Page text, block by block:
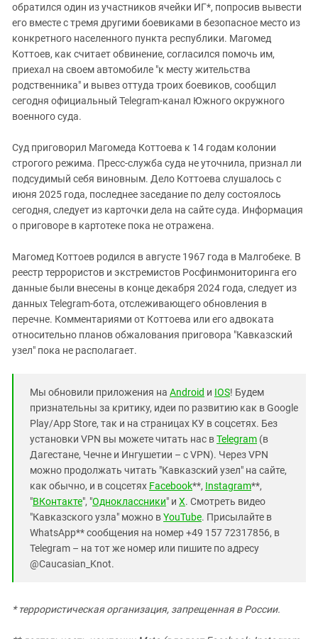
обратился один из участников ячейки ИГ*, попросив вывести
его вместе с тремя другими боевиками в безопасное место из
конкретного населенного пункта республики. Магомед
Коттоев, как считает обвинение, согласился помочь им,
приехал на своем автомобиле "к месту жительства
родственника" и вывез оттуда троих боевиков, сообщил
сегодня официальный Telegram-канал Южного окружного
военного суда.
Суд приговорил Магомеда Коттоева к 14 годам колонии
строгого режима. Пресс-служба суда не уточнила, признал ли
подсудимый себя виновным. Дело Коттоева слушалось с
июня 2025 года, последнее заседание по делу состоялось
сегодня, следует из карточки дела на сайте суда. Информация
о приговоре в картотеке пока не отражена.
Магомед Коттоев родился в августе 1967 года в Малгобеке. В
реестр террористов и экстремистов Росфинмониторинга его
данные были внесены в конце декабря 2024 года, следует из
данных Telegram-бота, отслеживающего обновления в
перечне. Комментариями от Коттоева или его адвоката
относительно планов обжалования приговора "Кавказский
узел" пока не располагает.
Мы обновили приложения на Android и IOS! Будем
признательны за критику, идеи по развитию как в Google
Play/App Store, так и на страницах КУ в соцсетях. Без
установки VPN вы можете читать нас вTelegram (в
Дагестане, Чечне и Ингушетии – с VPN). Через VPN
можно продолжать читать "Кавказский узел" на сайте,
как обычно, и в соцсетях Facebook**, Instagram**,
"ВКонтакте", "Одноклассники" и X. Смотреть видео
"Кавказского узла" можно вYouTube. Присылайте в
WhatsApp** сообщения на номер +49 157 72317856, в
Telegram – на тот же номер или пишите по адресу
@Caucasian_Knot.
* террористическая организация, запрещенная в России.